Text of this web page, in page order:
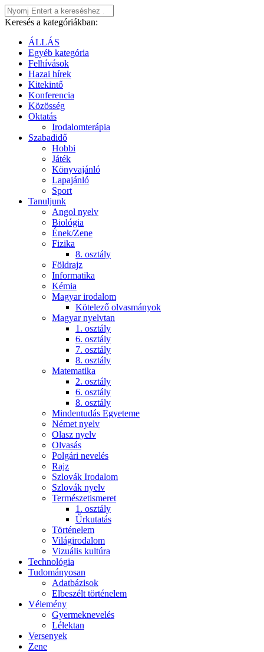
Keresés a kategóriákban:
ÁLLÁS
Egyéb kategória
Felhívások
Hazai hírek
Kitekintő
Konferencia
Közösség
Oktatás
Irodalomterápia
Szabadidő
Hobbi
Játék
Könyvajánló
Lapajánló
Sport
Tanuljunk
Angol nyelv
Biológia
Ének/Zene
Fizika
8. osztály
Földrajz
Informatika
Kémia
Magyar irodalom
Kötelező olvasmányok
Magyar nyelvtan
1. osztály
6. osztály
7. osztály
8. osztály
Matematika
2. osztály
6. osztály
8. osztály
Mindentudás Egyeteme
Német nyelv
Olasz nyelv
Olvasás
Polgári nevelés
Rajz
Szlovák Irodalom
Szlovák nyelv
Természetismeret
1. osztály
Űrkutatás
Történelem
Világirodalom
Vizuális kultúra
Technológia
Tudományosan
Adatbázisok
Elbeszélt történelem
Vélemény
Gyermeknevelés
Lélektan
Versenyek
Zene